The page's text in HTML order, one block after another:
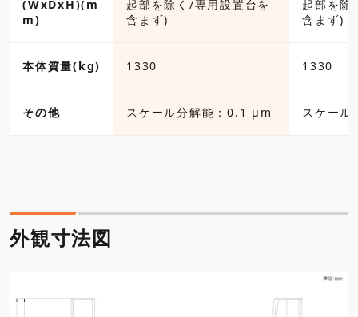
(WxDxH)(m
m)
起部を除く/専用設置台を
含まず)
起部を除
含まず)
本体質量(kg) 1330 1330
その他 スケール分解能：0.1 μm スケー
外観寸法図